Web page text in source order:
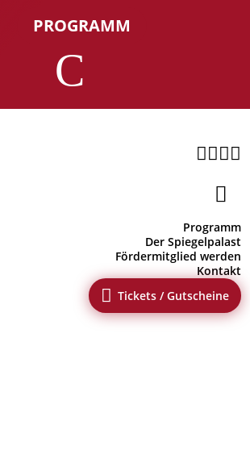
PROGRAMM
C


Programm
Der Spiegelpalast
Fördermitglied werden
Kontakt
 Tickets / Gutscheine